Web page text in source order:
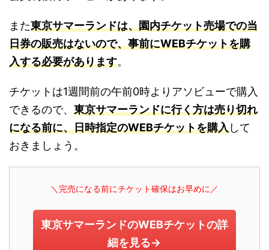
また東京サマーランドは、園内チケット売場での当
日券の販売はないので、事前にWEBチケットを購
入する必要があります。
チケットは1週間前の午前0時よりアソビューで購入
できるので、 東京サマーランドに行く方は売り切れ
になる前に、日時指定のWEBチケットを購入して
おきましょう。
＼完売になる前にチケット確保はお早めに／
東京サマーランドのWEBチケットの詳
細を見る→